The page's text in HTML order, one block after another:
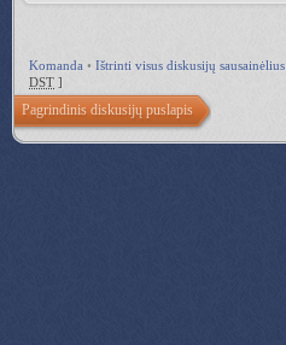
Komanda • Ištrinti visus diskusijų sausainėlius
DST ]
Pagrindinis diskusijų puslapis